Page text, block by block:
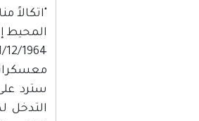
"اتكالاً
المحيط
سترد
التدخل